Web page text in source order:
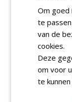
Om goed
te
van de
cookies.
Deze
om voor
te